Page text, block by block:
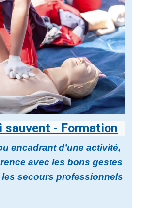
sauvent - Formation
encadrant d’une activité,
avec les bons gestes
les secours professionnels